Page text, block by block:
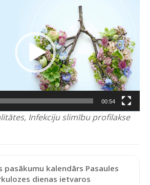
00:54
, Infekciju slimību profilakse
pasākumu kalendārs Pasaules
dienas ietvaros